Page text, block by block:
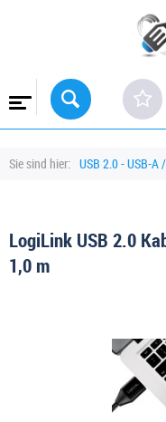
Sie sind hier: USB 2.0 - USB-A
LogiLink USB 2.0
1,0 m